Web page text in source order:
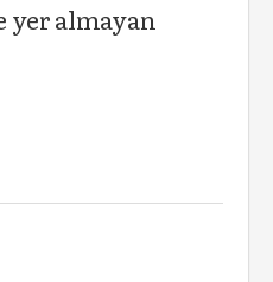
yer almayan